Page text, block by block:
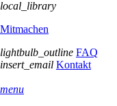
local_library
Mitmachen
lightbulb_outline FAQ
insert_email Kontakt
menu